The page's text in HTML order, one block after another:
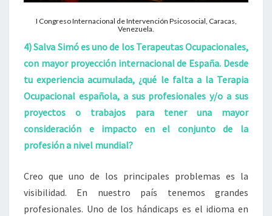
I Congreso Internacional de Intervención Psicosocial, Caracas,
Venezuela.
4) Salva Simó es uno de los Terapeutas Ocupacionales,
con mayor proyección internacional de España. Desde
tu experiencia acumulada, ¿qué le falta a la Terapia
Ocupacional española, a sus profesionales y/o a sus
proyectos o trabajos para tener una mayor
consideración e impacto en el conjunto de la
profesión a nivel mundial?
Creo que uno de los principales problemas es la
visibilidad. En nuestro país tenemos grandes
profesionales. Uno de los hándicaps es el idioma en